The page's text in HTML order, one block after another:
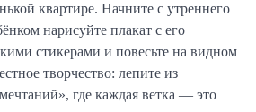
квартире. Начните с утреннего
нарисуйте плакат с его
стикерами и повесьте на видном
творчество: лепите из
где каждая ветка — это